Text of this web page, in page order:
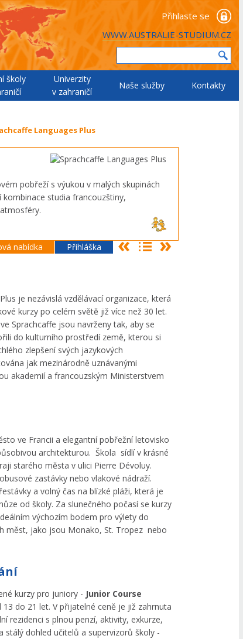
Přihlaste se
WWW.AUSTRALIE-STUDIUM.CZ
školy
Univerzity
v zahraničí
Naše služby Kontakty
Languages Plus
pobřeží s výukou v malých skupinách
studia francouzštiny,
nabídka Přihláška
je nezávislá vzdělávací organizace, která
kurzy po celém světě již více než 30 let.
Sprachcaffe jsou navrženy tak, aby se
do kulturního prostředí země, kterou si
zlepšení svých jazykových
jak mezinárodně uznávanými
akademií a francouzským Ministerstvem
ve Francii a elegantní pobřežní letovisko
architekturou. Škola sídlí v krásné
starého města v ulici Pierre Dévoluy.
zastávky nebo vlakové nádraží.
a volný čas na blízké pláži, která je
od školy. Za slunečného počasí se kurzy
výchozím bodem pro výlety do
měst, jako jsou Monako, St. Tropez nebo
kurzy pro juniory - Junior Course
13 do 21 let. V přijatelné ceně je již zahrnuta
rezidenci s plnou penzí, aktivity, exkurze,
stálý dohled učitelů a supervizorů školy -